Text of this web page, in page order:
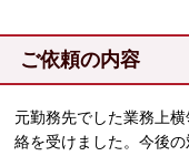
ご依頼の内容
元勤務先でした業務上
絡を受けました。今後